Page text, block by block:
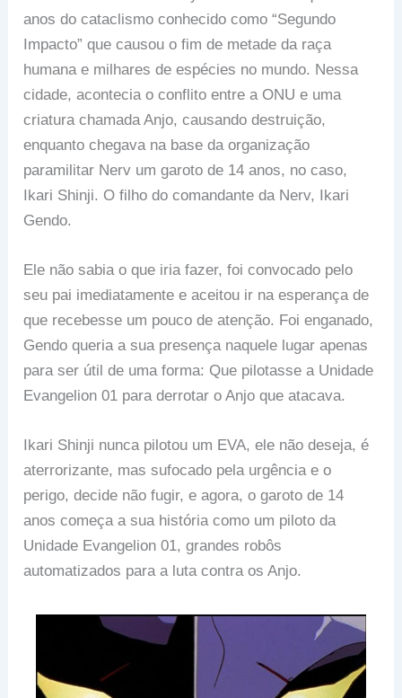
anos do cataclismo conhecido como “Segundo
Impacto” que causou o fim de metade da raça
humana e milhares de espécies no mundo. Nessa
cidade, acontecia o conflito entre a ONU e uma
criatura chamada Anjo, causando destruição,
enquanto chegava na base da organização
paramilitar Nerv um garoto de 14 anos, no caso,
Ikari Shinji. O filho do comandante da Nerv, Ikari
Gendo.
Ele não sabia o que iria fazer, foi convocado pelo
seu pai imediatamente e aceitou ir na esperança de
que recebesse um pouco de atenção. Foi enganado,
Gendo queria a sua presença naquele lugar apenas
para ser útil de uma forma: Que pilotasse a Unidade
Evangelion 01 para derrotar o Anjo que atacava.
Ikari Shinji nunca pilotou um EVA, ele não deseja, é
aterrorizante, mas sufocado pela urgência e o
perigo, decide não fugir, e agora, o garoto de 14
anos começa a sua história como um piloto da
Unidade Evangelion 01, grandes robôs
automatizados para a luta contra os Anjo.